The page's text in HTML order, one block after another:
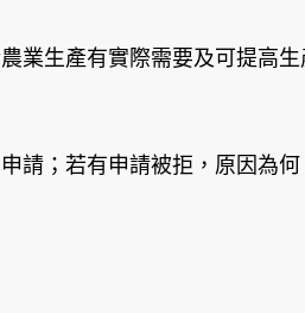
業生產有實際需要及可提高
請；若有申請被拒，原因為